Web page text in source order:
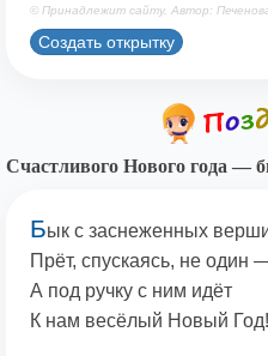
© Принадлежит сайту. Автор:
Создать открытку
Счастливого Нового года —
Бык с заснеженных
Прёт, спускаясь, не один
А под ручку с ним идёт
К нам весёлый Новый Год!